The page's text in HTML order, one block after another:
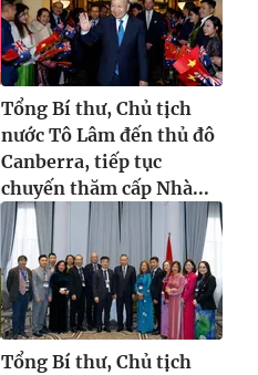
Tổng Bí thư, Chủ tịch
nước Tô Lâm đến thủ đô
Canberra, tiếp tục
chuyến thăm cấp Nhà...
Tổng Bí thư, Chủ tịch